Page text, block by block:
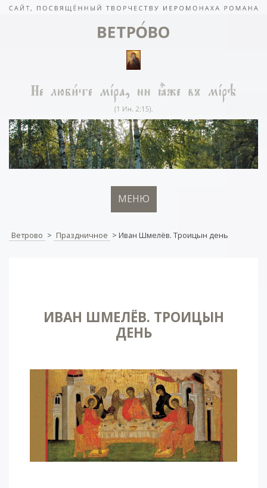
МЕНЮ
Ветрово > Праздничное > Иван Шмелёв. Троицын день
ИВАН ШМЕЛЁВ. ТРОИЦЫН
ДЕНЬ